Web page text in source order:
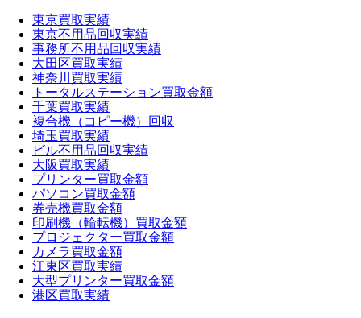
東京買取実績
東京不用品回収実績
事務所不用品回収実績
大田区買取実績
神奈川買取実績
トータルステーション買取金額
千葉買取実績
複合機（コピー機）回収
埼玉買取実績
ビル不用品回収実績
大阪買取実績
プリンター買取金額
パソコン買取金額
券売機買取金額
印刷機（輪転機）買取金額
プロジェクター買取金額
カメラ買取金額
江東区買取実績
大型プリンター買取金額
港区買取実績